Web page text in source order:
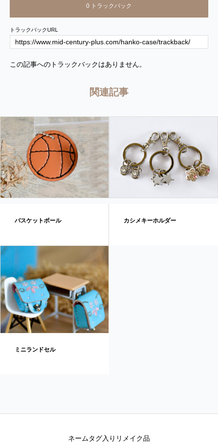
0 トラックバック
トラックバックURL
この記事へのトラックバックはありません。
関連記事
バスケットボール カシメキーホルダー
ミニランドセル
ネームタグ入りリメイク品